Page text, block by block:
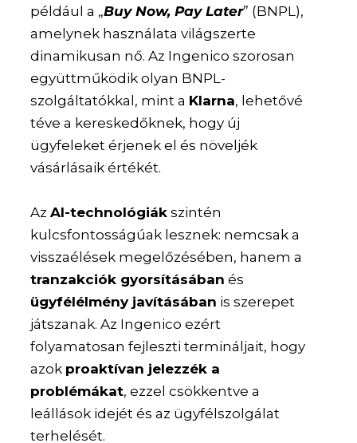
például a „Buy Now, Pay Later” (BNPL),
amelynek használata világszerte
dinamikusan nő. Az Ingenico szorosan
együttműködik olyan BNPL-
szolgáltatókkal, mint a Klarna, lehetővé
téve a kereskedőknek, hogy új
ügyfeleket érjenek el és növeljék
vásárlásaik értékét.
AzAI-technológiák szintén
kulcsfontosságúak lesznek: nemcsak a
visszaélések megelőzésében, hanem a
tranzakciók gyorsításában és
ügyfélélmény javításában is szerepet
játszanak. Az Ingenico ezért
folyamatosan fejleszti termináljait, hogy
azok proaktívan jelezzék a
problémákat, ezzel csökkentve a
leállások idejét és az ügyfélszolgálat
terhelését.